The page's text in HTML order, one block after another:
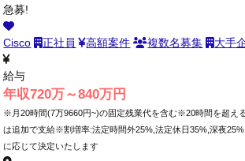
急募!
Cisco 正社員 高額案件 複数名募集 大手
給与
年収720万～840万円
※月20時間(7万9660円~)の固定残業代を含む※20時間を超え
は追加で支給※割増率:法定時間外25%,法定休日35%,深夜
に応じて決定いたします